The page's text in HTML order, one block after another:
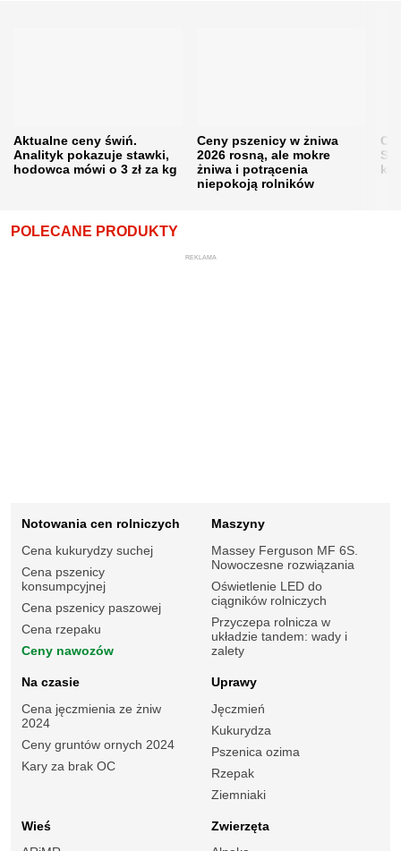
Aktualne ceny świń.
Analityk pokazuje stawki,
hodowca mówi o 3 zł za kg
Ceny pszenicy w żniwa
2026 rosną, ale mokre
żniwa i potrącenia
niepokoją rolników
POLECANE PRODUKTY
REKLAMA
Notowania cen rolniczych
Cena kukurydzy suchej
Cena pszenicy
konsumpcyjnej
Cena pszenicy paszowej
Cena rzepaku
Ceny nawozów
Maszyny
Massey Ferguson MF 6S.
Nowoczesne rozwiązania
Oświetlenie LED do
ciągników rolniczych
Przyczepa rolnicza w
układzie tandem: wady i
zalety
Na czasie
Cena jęczmienia ze żniw
2024
Ceny gruntów ornych 2024
Kary za brak OC
Uprawy
Jęczmień
Kukurydza
Pszenica ozima
Rzepak
Ziemniaki
Wieś
Zwierzęta